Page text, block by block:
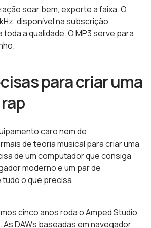
soar bem, exporte a faixa. O
disponível nasubscrição
a qualidade. O MP3 serve para
para criar uma
caro nem de
de teoria musical para criar uma
de um computador que consiga
moderno e um par de
o que precisa.
cinco anos roda o Amped Studio
DAWs baseadas em navegador